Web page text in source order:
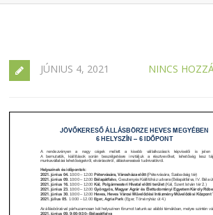
JÚNIUS 4, 2021 NINCS